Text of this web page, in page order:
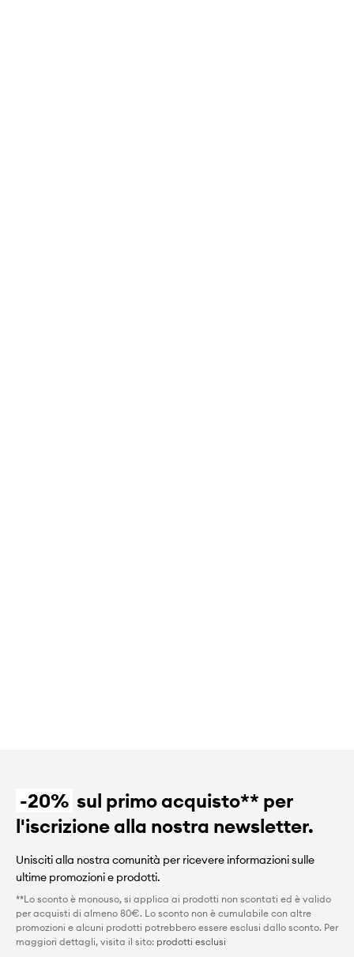
-20% sul primo acquisto** per
l'iscrizione alla nostra newsletter.
Unisciti alla nostra comunità per ricevere informazioni sulle
ultime promozioni e prodotti.
**Lo sconto è monouso, si applica ai prodotti non scontati ed è valido
per acquisti di almeno 80€. Lo sconto non è cumulabile con altre
promozioni e alcuni prodotti potrebbero essere esclusi dallo sconto. Per
maggiori dettagli, visita il sito: prodotti esclusi